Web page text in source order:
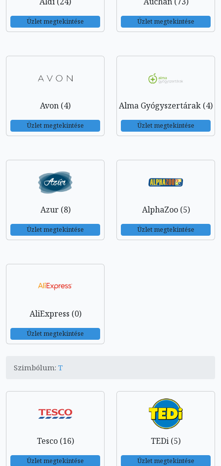
Üzlet megtekintése Üzlet megtekintése
Avon (4)
Üzlet megtekintése
Alma Gyógyszertárak (4)
Üzlet megtekintése
Azur (8)
Üzlet megtekintése
AlphaZoo (5)
Üzlet megtekintése
AliExpress (0)
Üzlet megtekintése
Szimbólum: T
Tesco (16)
Üzlet megtekintése
TEDi (5)
Üzlet megtekintése